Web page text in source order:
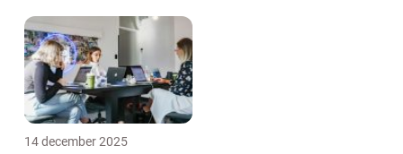
14 december 2025